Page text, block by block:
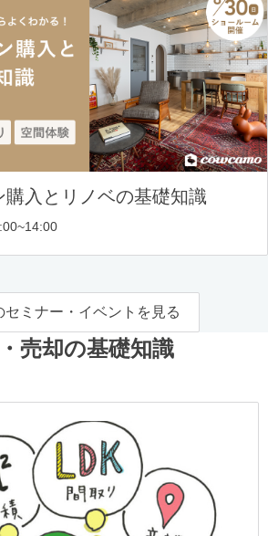
購入とリノベの基礎知識
セミナー・イベントを見る
売却の基礎知識